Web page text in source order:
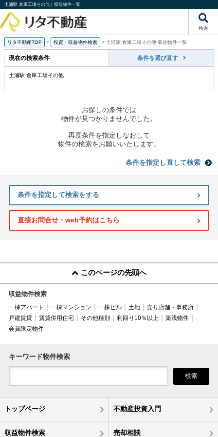
土浦駅 倉庫工場その他｜収益物件一覧
検索
リタ不動産TOP > 投資・収益物件検索 > 土浦駅 倉庫工場その他 収益物件一覧
現在の検索条件 条件を選び直す
土浦駅 倉庫工場その他
お探しの条件では
物件が見つかりませんでした。
再度条件を指定しなおして
物件の検索をお願いいたします。
条件を指定し直して検索
条件を指定して検索をする
直接お問合せ・web予約はこちら
このページの先頭へ
収益物件検索
一棟アパート 一棟マンション 一棟ビル 土地
売り店舗・事務所
戸建賃貸
賃貸併用住宅 その他種別 利回り10％以上
築浅物件
会員限定物件
キーワード物件検索
検索
トップページ 不動産投資入門
収益物件検索 売却相談